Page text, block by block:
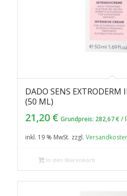
DADO SENS EXTRODERM
(50 ML)
21,20 € Grundpreis: 282,67€ /l
inkl. 19 % MwSt. zzgl.
In den Warenkorb